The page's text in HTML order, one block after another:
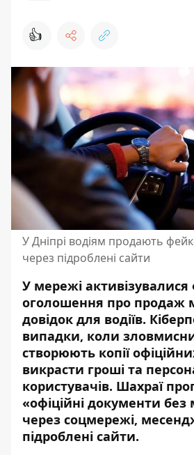
👍
У Дніпрі водіям продають
через підроблені сайти
У мережі активізувалися
оголошення про продаж
довідок для водіїв.
випадки, коли
створюють копії
викрасти гроші та
користувачів. Шахраї
«офіційні документи без
через соцмережі,
підроблені сайти.